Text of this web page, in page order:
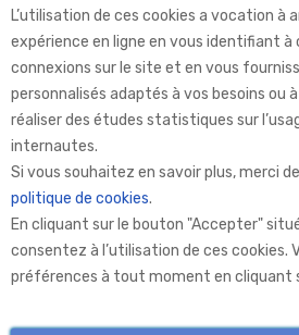
Aprolis Selection
Aprolis
L’utilisation de ces cookies a vocation à
expérience en ligne en vous identifiant à
connexions sur le site et en vous
personnalisés adaptés à vos besoins ou
réaliser des études statistiques sur
internautes.
Si vous souhaitez en savoir plus, merci
politique de cookies.
En cliquant sur le bouton "Accepter"
consentez à l’utilisation de ces cookies.
préférences à tout moment en cliquant